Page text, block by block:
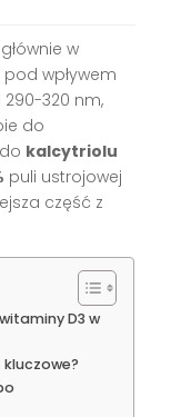
w
pod wpływem
290-320 nm,
do
kalcytriolu
puli ustrojowej
część z
D3 w